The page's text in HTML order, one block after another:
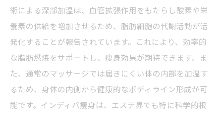
術による深部加温は、血管拡張作用をもたらし酸素や栄
養素の供給を増加させるため、脂肪細胞の代謝活動が活
発化することが報告されています。これにより、効率的
な脂肪燃焼をサポートし、痩身効果が期待できます。ま
た、通常のマッサージでは届きにくい体の内部を加温す
るため、身体の内側から健康的なボディライン形成が可
能です。インディバ痩身は、エステ界でも特に科学的根